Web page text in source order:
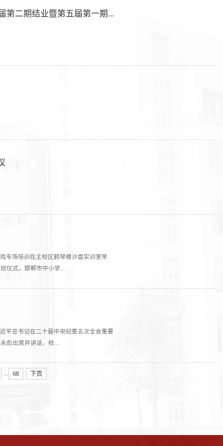
第二期结业暨第五届第一期...
专场培训在主校区鹤琴楼沙盘实训室举
仪式，邯郸市中小学...
平总书记在二十届中央纪委五次全会重要
彪出席并讲话，校...
... 68 下页